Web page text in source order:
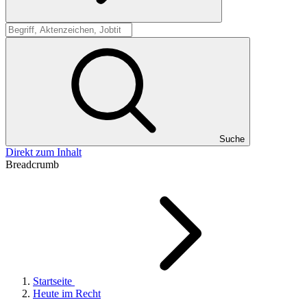
Suche
Suche
Direkt zum Inhalt
Breadcrumb
Startseite
Heute im Recht